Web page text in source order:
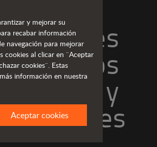
versátiles
y mejorar su
recabar información
navegación para mejorar
cookies al clicar en ¨Aceptar
cookies¨. Estas
información en nuestra
Aceptar cookies